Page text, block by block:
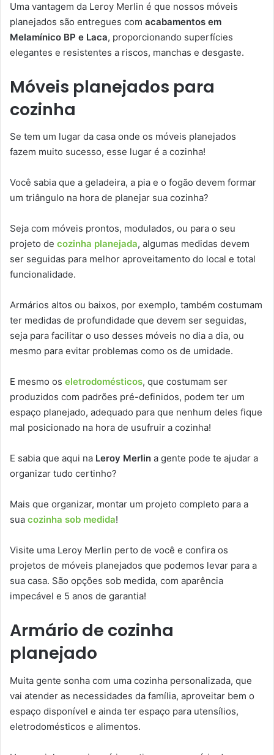
Uma vantagem da Leroy Merlin é que nossos móveis
planejados são entregues com acabamentos em
Melamínico BP e Laca, proporcionando superfícies
elegantes e resistentes a riscos, manchas e desgaste.
Móveis planejados para
cozinha
Se tem um lugar da casa onde os móveis planejados
fazem muito sucesso, esse lugar é a cozinha!
Você sabia que a geladeira, a pia e o fogão devem formar
um triângulo na hora de planejar sua cozinha?
Seja com móveis prontos, modulados, ou para o seu
projeto de cozinha planejada, algumas medidas devem
ser seguidas para melhor aproveitamento do local e total
funcionalidade.
Armários altos ou baixos, por exemplo, também costumam
ter medidas de profundidade que devem ser seguidas,
seja para facilitar o uso desses móveis no dia a dia, ou
mesmo para evitar problemas como os de umidade.
E mesmo os eletrodomésticos, que costumam ser
produzidos com padrões pré-definidos, podem ter um
espaço planejado, adequado para que nenhum deles fique
mal posicionado na hora de usufruir a cozinha!
E sabia que aqui na Leroy Merlin a gente pode te ajudar a
organizar tudo certinho?
Mais que organizar, montar um projeto completo para a
sua cozinha sob medida!
Visite uma Leroy Merlin perto de você e confira os
projetos de móveis planejados que podemos levar para a
sua casa. São opções sob medida, com aparência
impecável e 5 anos de garantia!
Armário de cozinha
planejado
Muita gente sonha com uma cozinha personalizada, que
vai atender as necessidades da família, aproveitar bem o
espaço disponível e ainda ter espaço para utensílios,
eletrodomésticos e alimentos.